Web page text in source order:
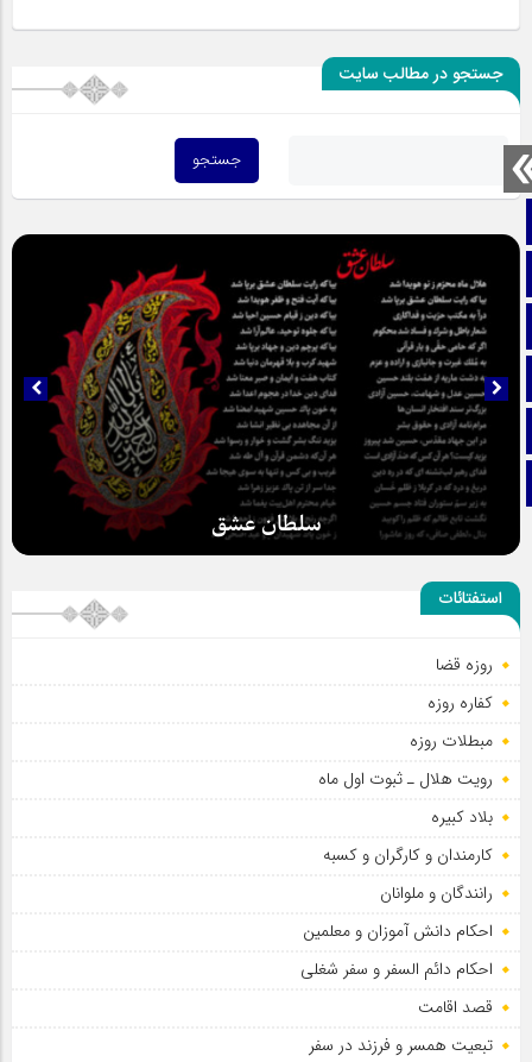
تماس با ما
آپارات
اینستاگرام
جستجو در مطالب سایت
سلطان عشق
استفتائات
روزه قضا
کفاره روزه
مبطلات روزه
رویت هلال ـ ثبوت اول ماه
بلاد کبیره
کارمندان و کارگران و کسبه
رانندگان و ملوانان
احکام دانش آموزان و معلمین
احکام دائم السفر و سفر شغلی
قصد اقامت
تبعیت همسر و فرزند در سفر